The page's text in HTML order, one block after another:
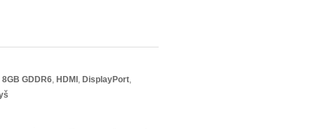
8GB GDDR6, HDMI , DisplayPort,